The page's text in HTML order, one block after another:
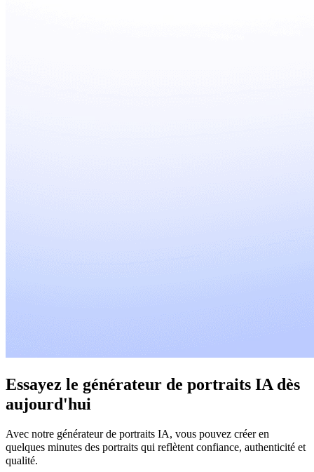
Essayez le générateur de portraits IA dès
aujourd'hui
Avec notre générateur de portraits IA, vous pouvez créer en
quelques minutes des portraits qui reflètent confiance, authenticité et
qualité.